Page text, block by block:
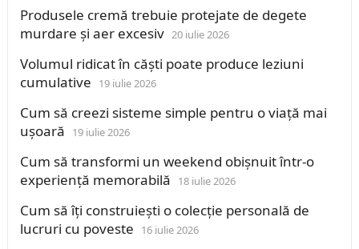
Produsele cremă trebuie protejate de degete
murdare și aer excesiv 20 iulie 2026
Volumul ridicat în căști poate produce leziuni
cumulative
19 iulie 2026
Cum să creezi sisteme simple pentru o viață mai
ușoară
19 iulie 2026
Cum să transformi un weekend obișnuit într-o
experiență memorabilă
18 iulie 2026
Cum să îți construiești o colecție personală de
lucruri cu poveste
16 iulie 2026